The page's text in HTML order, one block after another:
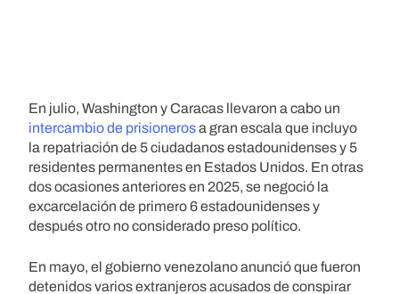
En julio, Washington y Caracas llevaron a cabo un
intercambio de prisionerosa gran escala que incluyo
la repatriación de 5 ciudadanos estadounidenses y 5
residentes permanentes en Estados Unidos. En otras
dos ocasiones anteriores en 2025, se negoció la
excarcelación de primero 6 estadounidenses y
después otro no considerado preso político.
En mayo, el gobierno venezolano anunció que fueron
detenidos varios extranjeros acusados de conspirar